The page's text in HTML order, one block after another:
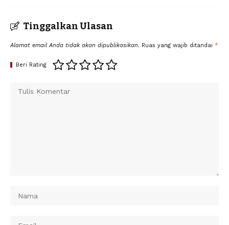
Tinggalkan Ulasan
Alamat email Anda tidak akan dipublikasikan. Ruas yang wajib ditandai *
Beri Rating